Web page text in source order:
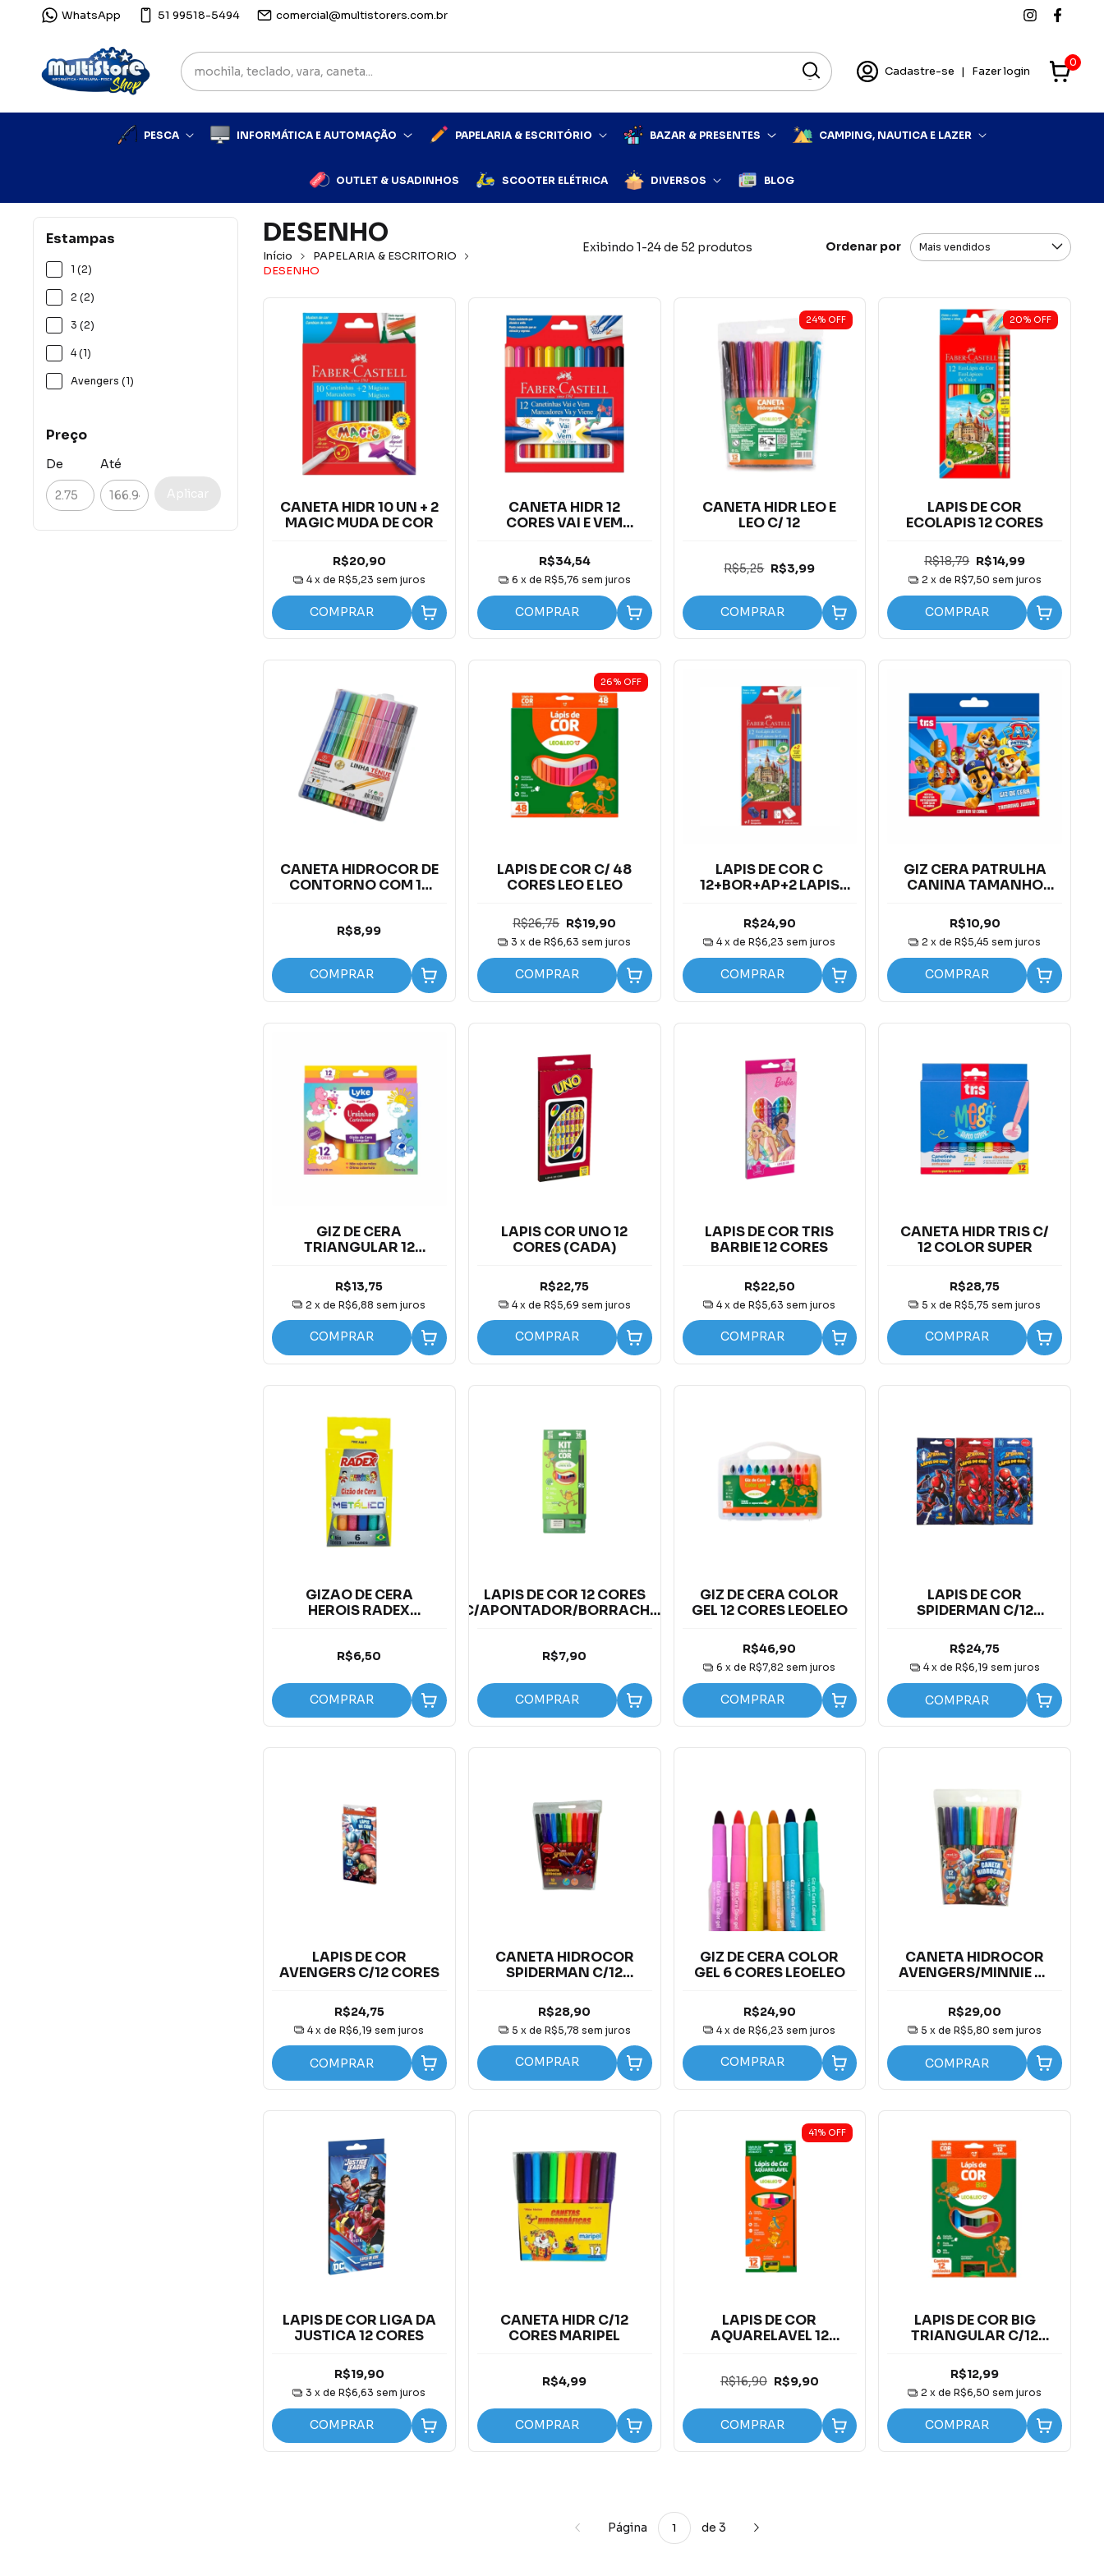
WhatsApp 51 99518-5494 comercial@multistorers.com.br
Cadastre-se | Fazer login
0
PESCA INFORMÁTICA E AUTOMAÇÃO PAPELARIA & ESCRITÓRIO BAZAR & PRESENTES CAMPING, NAUTICA E LAZER
OUTLET & USADINHOS SCOOTER ELÉTRICA DIVERSOS BLOG
Estampas
1 (2)
2 (2)
3 (2)
4 (1)
Avengers (1)
Preço
De
Até
Aplicar
DESENHO
Início
PAPELARIA & ESCRITORIO
DESENHO
Exibindo 1-24 de 52 produtos Ordenar por
CANETA HIDR 10 UN + 2
MAGIC MUDA DE COR
R$20,90
4 x de R$5,23 sem juros
COMPRAR
CANETA HIDR 12
CORES VAI E VEM
R$34,54
6 x de R$5,76 sem juros
COMPRAR
24% OFF
CANETA HIDR LEO E
LEO C/ 12
R$5,25 R$3,99
COMPRAR
20% OFF
LAPIS DE COR
ECOLAPIS 12 CORES
R$18,79 R$14,99
2 x de R$7,50 sem juros
COMPRAR
CANETA HIDROCOR DE
CONTORNO COM 12
R$8,99
COMPRAR
26% OFF
LAPIS DE COR C/ 48
CORES LEO E LEO
R$26,75 R$19,90
3 x deR$6,63 sem juros
COMPRAR
LAPIS DE COR C
12+BOR+AP+2 LAPIS
R$24,90
4 x deR$6,23 sem juros
COMPRAR
GIZ CERA PATRULHA
CANINA TAMANHO
R$10,90
2 x deR$5,45 sem juros
COMPRAR
GIZ DE CERA
TRIANGULAR 12
CARINHOSOS
R$13,75
2 x deR$6,88 sem juros
COMPRAR
LAPIS COR UNO 12
CORES (CADA)
R$22,75
4 x de R$5,69 sem juros
COMPRAR
LAPIS DE COR TRIS
BARBIE 12 CORES
R$22,50
4 x deR$5,63 sem juros
COMPRAR
CANETA HIDR TRIS C/
12 COLOR SUPER
R$28,75
5 x deR$5,75 sem juros
COMPRAR
GIZAO DE CERA
HEROIS RADEX
R$6,50
COMPRAR
LAPIS DE COR 12 CORES
C/APONTADOR/BORRACHA/
R$7,90
COMPRAR
GIZ DE CERA COLOR
GEL 12 CORES LEOELEO
R$46,90
6 x deR$7,82 sem juros
COMPRAR
LAPIS DE COR
SPIDERMAN C/12
R$24,75
4 x de R$6,19 sem juros
COMPRAR
LAPIS DE COR
AVENGERS C/12 CORES
R$24,75
4 x deR$6,19 sem juros
COMPRAR
CANETA HIDROCOR
SPIDERMAN C/12
R$28,90
5 x de R$5,78 sem juros
COMPRAR
GIZ DE CERA COLOR
GEL 6 CORES LEOELEO
R$24,90
4 x deR$6,23 sem juros
COMPRAR
CANETA HIDROCOR
AVENGERS/MINNIE C/
R$29,00
5 x deR$5,80 sem juros
COMPRAR
LAPIS DE COR LIGA DA
JUSTICA 12 CORES
R$19,90
3 x deR$6,63 sem juros
COMPRAR
CANETA HIDR C/12
CORES MARIPEL
R$4,99
COMPRAR
41% OFF
LAPIS DE COR
AQUARELAVEL 12
R$16,90 R$9,90
COMPRAR
LAPIS DE COR BIG
TRIANGULAR C/12
APONTADOR LEOELEO
R$12,99
2 x deR$6,50 sem juros
COMPRAR
Página de 3